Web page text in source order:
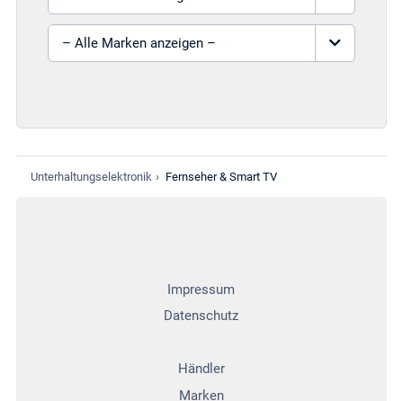
Marke auswählen
Unterhaltungselektronik › Fernseher & Smart TV
Impressum
Datenschutz
Händler
Marken